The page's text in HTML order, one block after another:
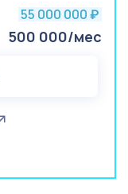
55 000 000 ₽
500 000/мес